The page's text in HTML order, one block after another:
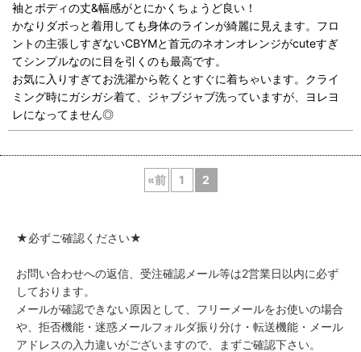
袖とボディの丈&幅感がとにかくちょうど良い！
かなりダボっと着用しても身体のラインが綺麗に見えます。フロ
ントの主張しすぎないCBYMと首元のネオンオレンジがcuteすぎ
てシンプルなのに目を引くのも最高です。
お気に入りすぎてお洗濯から乾くとすぐに着ちゃいます。クライ
ミング時にガシガシ着て、ジャブジャブ洗っていますが、ヨレヨ
レになってません◎
«前 1 2
★必ずご確認ください★
お問い合わせへの返信、受注確認メール等は2営業日以内に必ず
しております。
メールが確認できない原因として、フリーメールをお使いの場合
や、拒否機能・迷惑メールフォルダ振り分け・転送機能・メール
アドレスの入力違いがございますので、まずご確認下さい。